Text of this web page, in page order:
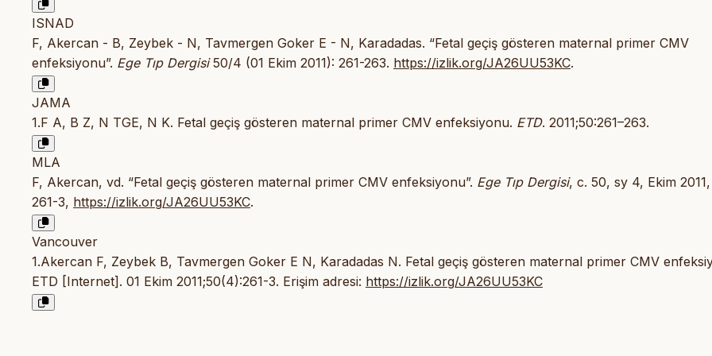
ISNAD
F, Akercan - B, Zeybek - N, Tavmergen Goker E - N, Karadadas. “Fetal geçiş gösteren maternal primer CMV
enfeksiyonu”. Ege Tıp Dergisi50/4 (01 Ekim 2011): 261-263. https://izlik.org/JA26UU53KC.
JAMA
1.F A, B Z, N TGE, N K. Fetal geçiş gösteren maternal primer CMV enfeksiyonu. ETD. 2011;50:261–263.
MLA
F, Akercan, vd. “Fetal geçiş gösteren maternal primer CMV enfeksiyonu”. Ege Tıp Dergisi, c. 50, sy 4, Ekim 2011,
261-3, https://izlik.org/JA26UU53KC.
Vancouver
1.Akercan F, Zeybek B, Tavmergen Goker E N, Karadadas N. Fetal geçiş gösteren maternal primer CMV
ETD [Internet]. 01 Ekim 2011;50(4):261-3. Erişim adresi: https://izlik.org/JA26UU53KC